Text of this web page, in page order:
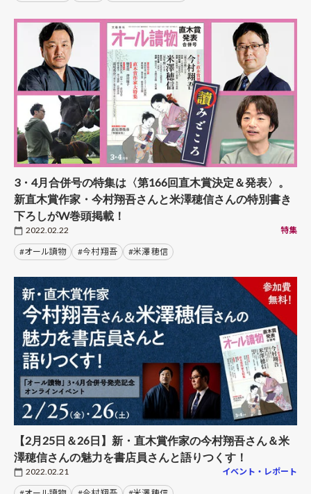
3・4月合併号の特集は〈第166回直木賞決定＆発表〉。
新直木賞作家・今村翔吾さんと米澤穂信さんの特別書き
下ろしがW巻頭掲載！
2022.02.22 特集
#オール讀物 #今村 翔吾 #米澤 穂信
【2月25日＆26日】新・直木賞作家の今村翔吾さん＆米
澤穂信さんの魅力を書店員さんと語りつくす！
2022.02.21 イベント・レポート